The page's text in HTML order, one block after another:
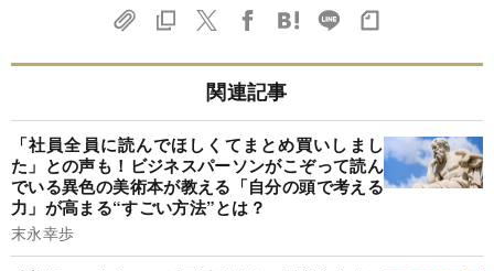
関連記事
「社員全員に読んでほしくてまとめ買いしまし
た」との声も！ビジネスパーソンがこぞって読ん
でいる異色の美術本が教える「自分の頭で考える
力」が高まる“すごい方法”とは？
末永幸歩